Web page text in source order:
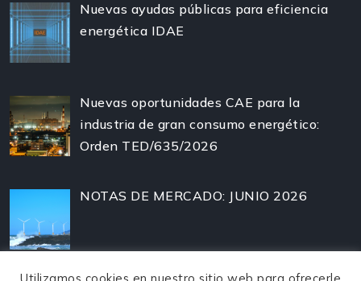
Nuevas ayudas públicas para eficiencia
energética IDAE
Nuevas oportunidades CAE para la
industria de gran consumo energético:
Orden TED/635/2026
NOTAS DE MERCADO: JUNIO 2026